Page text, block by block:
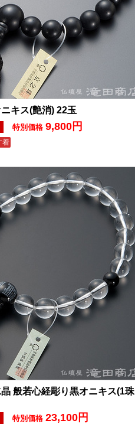
キス(艶消) 22玉
特別価格9,800円
着
般若心経彫り黒オニキス(1珠
特別価格23,100円